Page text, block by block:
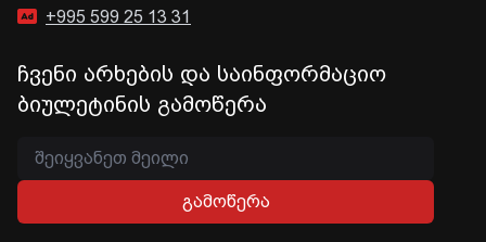
+995 599 25 13 31
ჩვენი არხების და საინფორმაციო
ბიულეტინის გამოწერა
გამოწერა